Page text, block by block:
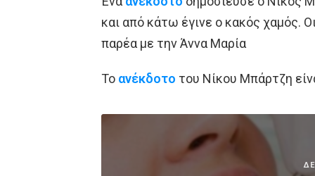
και από κάτω έγινε ο κακός χαμός.
παρέα με την Άννα Μαρία
Το ανέκδοτο του Νίκου Μπάρτζη